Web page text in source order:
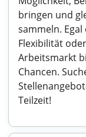
bringen und
sammeln.
Flexibilität
Arbeitsmarkt
Chancen.
Teilzeit!